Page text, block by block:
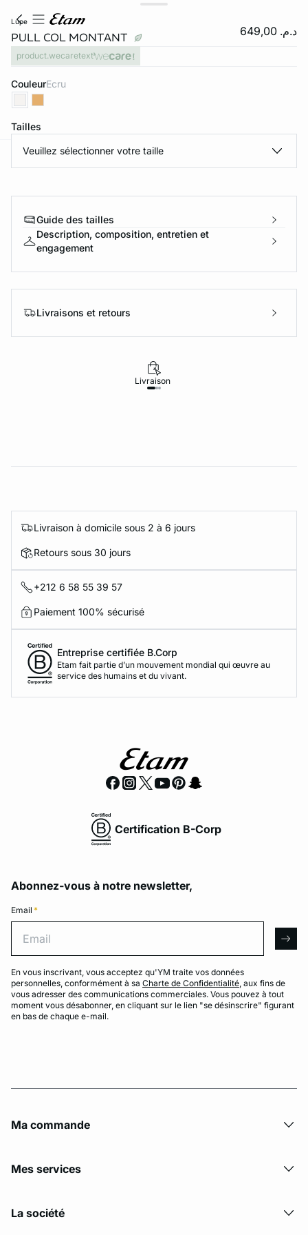
lupe
PULL COL MONTANT د.م. 649,00
product.wecaretext
Couleur ecru
Tailles
Veuillez sélectionner votre taille
Guide des tailles
Description, composition, entretien et
engagement
Livraisons et retours
Livraison
Livraison à domicile sous 2 à 6 jours
Retours sous 30 jours
+212 6 58 55 39 57
Paiement 100% sécurisé
Entreprise certifiée B.Corp
Etam fait partie d’un mouvement mondial qui œuvre au
service des humains et du vivant.
Certification B-Corp
Abonnez-vous à notre newsletter,
Email *
En vous inscrivant, vous acceptez qu'YM traite vos données
personnelles, conformément à sa Charte de Confidentialité, aux fins de
vous adresser des communications commerciales. Vous pouvez à tout
moment vous désabonner, en cliquant sur le lien "se désinscrire" figurant
en bas de chaque e-mail.
Ma commande
Mes services
La société